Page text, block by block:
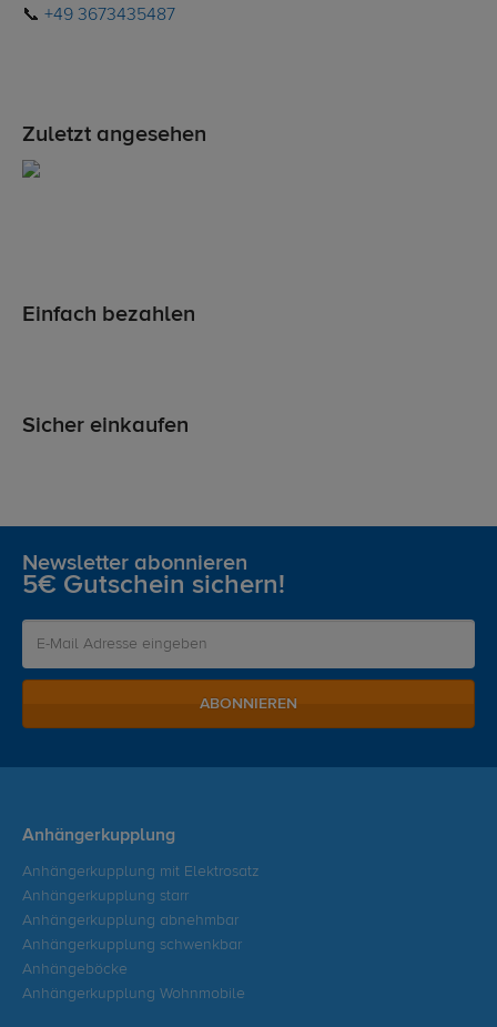
📞 +49 3673435487
Zuletzt angesehen
Einfach bezahlen
Sicher einkaufen
Newsletter abonnieren
5€ Gutschein sichern!
ABONNIEREN
Anhängerkupplung
Anhängerkupplung mit Elektrosatz
Anhängerkupplung starr
Anhängerkupplung abnehmbar
Anhängerkupplung schwenkbar
Anhängeböcke
Anhängerkupplung Wohnmobile